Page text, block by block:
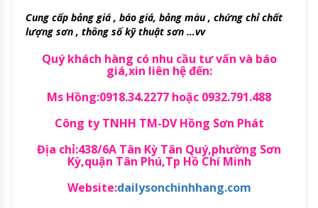
Cung cấp bảng giá , báo giá, bảng màu , chứng chỉ chất
lượng sơn , thông số kỹ thuật sơn …vv
Quý khách hàng có nhu cầu tư vấn và báo
giá,xin liên hệ đến:
Ms Hồng:0918.34.2277 hoặc 0932.791.488
Công ty TNHH TM-DV Hồng Sơn Phát
Địa chỉ:438/6A Tân Kỳ Tân Quý,phường Sơn
Kỳ,quận Tân Phú,Tp Hồ Chí Minh
Website:dailysonchinhhang.com